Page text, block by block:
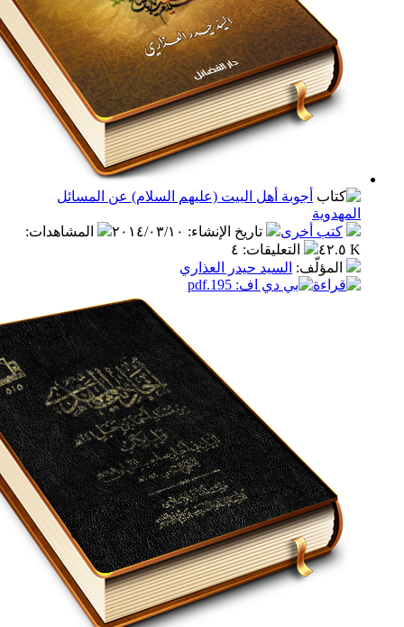
أجوبة أهل البيت (عليهم السلام) عن المسائل
أخرى
تاريخ الإنشاء :٢٠١٤/٠٣/١٠ المشاهدات:
التعليقات:٤
السيد حيدر العذاري